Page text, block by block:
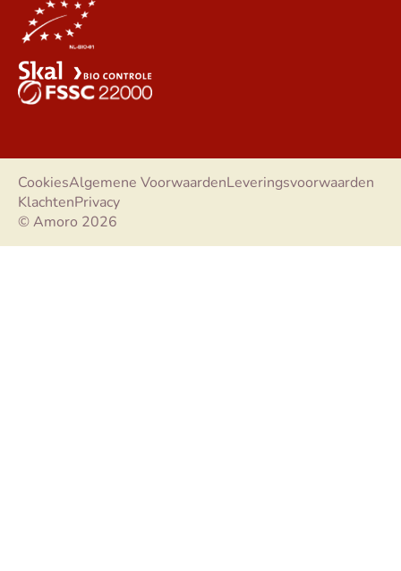
© Amoro 2026
CookiesAlgemene VoorwaardenLeveringsvoorwaarden
KlachtenPrivacy